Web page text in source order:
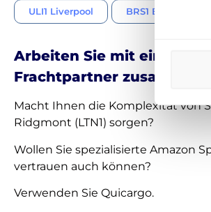
ULI1 Liverpool BRS1 Bristol
Arbeiten Sie mit einem
Frachtpartner zusammen
Macht Ihnen die Komplexität von
Ridgmont (LTN1) sorgen?
Wollen Sie spezialisierte Amazon
vertrauen auch können?
Verwenden Sie Quicargo.